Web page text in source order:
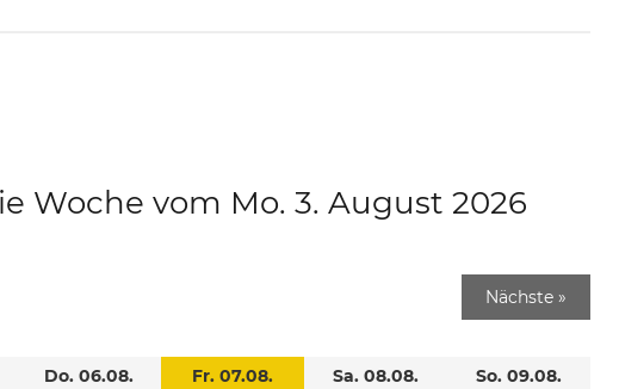
Woche vom Mo. 3. August 2026
Nächste »
Do. 06.08. Fr. 07.08. Sa. 08.08. So. 09.08.